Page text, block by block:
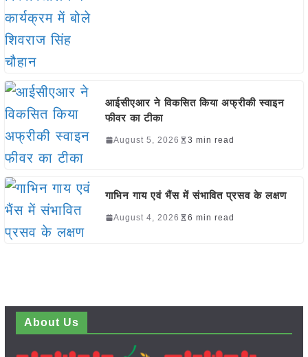
आईसीएआर ने विकसित किया अफ्रीकी स्वाइन
फीवर का टीका
August 5, 2026 3 min read
गाभिन गाय एवं भैंस में संभावित प्रसव के लक्षण
August 4, 2026 6 min read
About Us